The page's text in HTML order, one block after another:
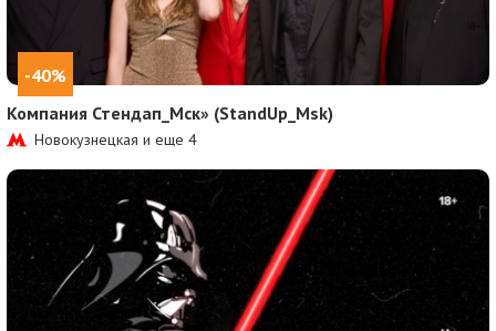
-40%
Компания Стендап_Мск» (StandUp_Msk)
Новокузнецкая и еще4